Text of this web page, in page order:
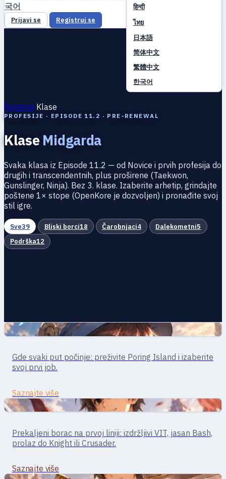
हिन्दी
ไทย
日本語
简体中文
繁體中文
한국어
국어
Prijavi se Registruj se
Početna Klase
PROFESIJE · EPISODE 11.2 · PRE-RENEWAL
Klase Midgarda
Svaka klasa iz Episode 11.2 — od Novice i prvih profesija do
drugih i transcendentnih, plus proširene (Taekwon,
Gunslinger, Ninja). Bez 3. klase. Izaberite arhetip, grindajte
poštene 1× stope (OpenKore je dozvoljen) i pronađite svoj
stil igre.
Sve39 Bliski borci18 Čarobnjaci4 Dalekometni5
Podrška12
Bliski borci
Novice
Gde svaki put počinje: preživite Poring Island i izaberite
svoj prvi job.
Saznajte više
Bliski borci
Swordman
Prekaljeni borac na prvoj liniji: izdržljivi VIT, jasan Bash,
prolaz do Knight ili Crusader.
Saznajte više